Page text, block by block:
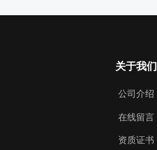
关于我们
公司介绍
在线留言
资质证书